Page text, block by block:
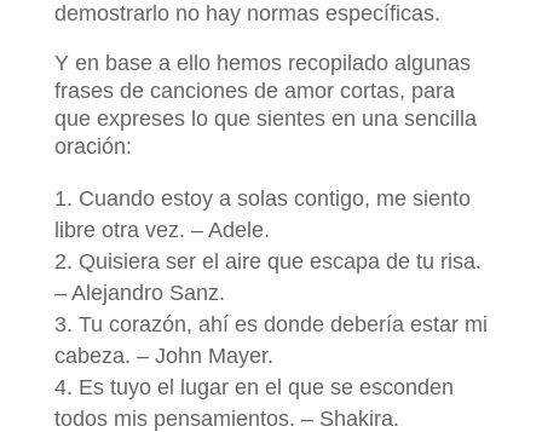
demostrarlo no hay normas específicas.
Y en base a ello hemos recopilado algunas
frases de canciones de amor cortas, para
que expreses lo que sientes en una sencilla
oración:
Cuando estoy a solas contigo, me siento
libre otra vez. – Adele.
Quisiera ser el aire que escapa de tu risa.
– Alejandro Sanz.
Tu corazón, ahí es donde debería estar mi
cabeza. – John Mayer.
Es tuyo el lugar en el que se esconden
todos mis pensamientos. – Shakira.